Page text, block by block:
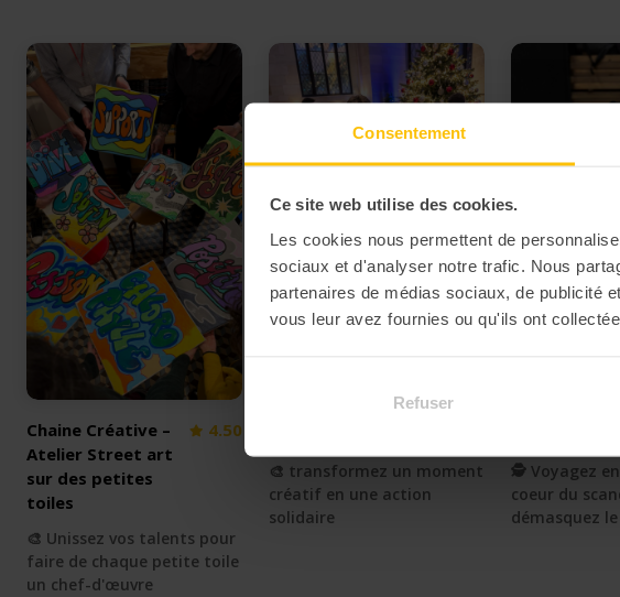
Consentement
Ce site web utilise des cookies.
Les cookies nous permettent de
sociaux et d'analyser notre trafic. Nous
partenaires de médias sociaux, de publicité
vous leur avez fournies ou qu'ils ont
Refuser
Chaine Créative –
Atelier Street art
sur des petites
toiles
4.50
🎨 Unissez vos talents pour
faire de chaque petite toile
un chef-d'œuvre
🎨 transformez un moment
créatif en une action
solidaire
🕵 Voyagez
coeur du
démasquez